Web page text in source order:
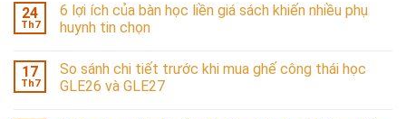
24
Th7
6 lợi ích của bàn học liền giá sách khiến nhiều phụ
huynh tin chọn
17
Th7
So sánh chi tiết trước khi mua ghế công thái học
GLE26 và GLE27